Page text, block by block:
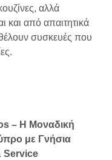
αλλά
και από απαιτητικά
συσκευές που
– Η Μοναδική
με Γνήσια
Service